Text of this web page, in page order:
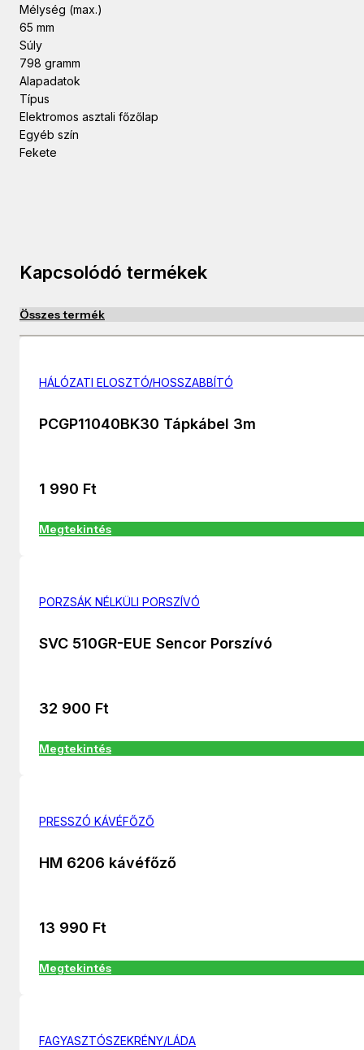
Mélység (max.)
65 mm
Súly
798 gramm
Alapadatok
Típus
Elektromos asztali főzőlap
Egyéb szín
Fekete
Kapcsolódó termékek
Összes termék
HÁLÓZATI ELOSZTÓ/HOSSZABBÍTÓ
PCGP11040BK30 Tápkábel 3m
1 990 Ft
Megtekintés
PORZSÁK NÉLKÜLI PORSZÍVÓ
SVC 510GR-EUE Sencor Porszívó
32 900 Ft
Megtekintés
PRESSZÓ KÁVÉFŐZŐ
HM 6206 kávéfőző
13 990 Ft
Megtekintés
FAGYASZTÓSZEKRÉNY/LÁDA